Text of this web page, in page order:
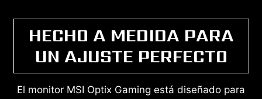
HECHO A MEDIDA PARA
UN AJUSTE PERFECTO
El monitor MSI Optix Gaming está diseñado para